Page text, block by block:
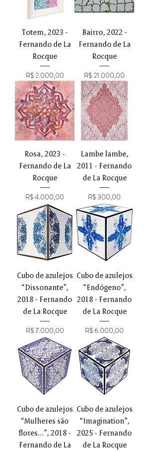
Totem, 2023 -
Fernando de La
Rocque
Preço
R$ 2.000,00
Bairro, 2022 -
Fernando de La
Rocque
Preço
R$ 21.000,00
Rosa, 2023 -
Fernando de La
Rocque
Preço
R$ 4.000,00
Lambe lambe,
2011 - Fernando
de La Rocque
Preço
R$ 300,00
Cubo de azulejos
“Dissonante”,
2018 - Fernando
de La Rocque
Preço
R$ 7.000,00
Cubo de azulejos
“Endógeno”,
2018 - Fernando
de La Rocque
Preço
R$ 6.000,00
Cubo de azulejos
“Mulheres são
flores...”, 2018 -
Fernando de La
Cubo de azulejos
“Imagination”,
2025 - Fernando
de La Rocque